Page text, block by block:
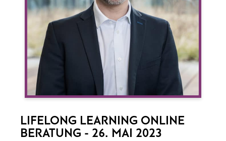
LIFELONG LEARNING ONLINE
BERATUNG - 26. MAI 2023